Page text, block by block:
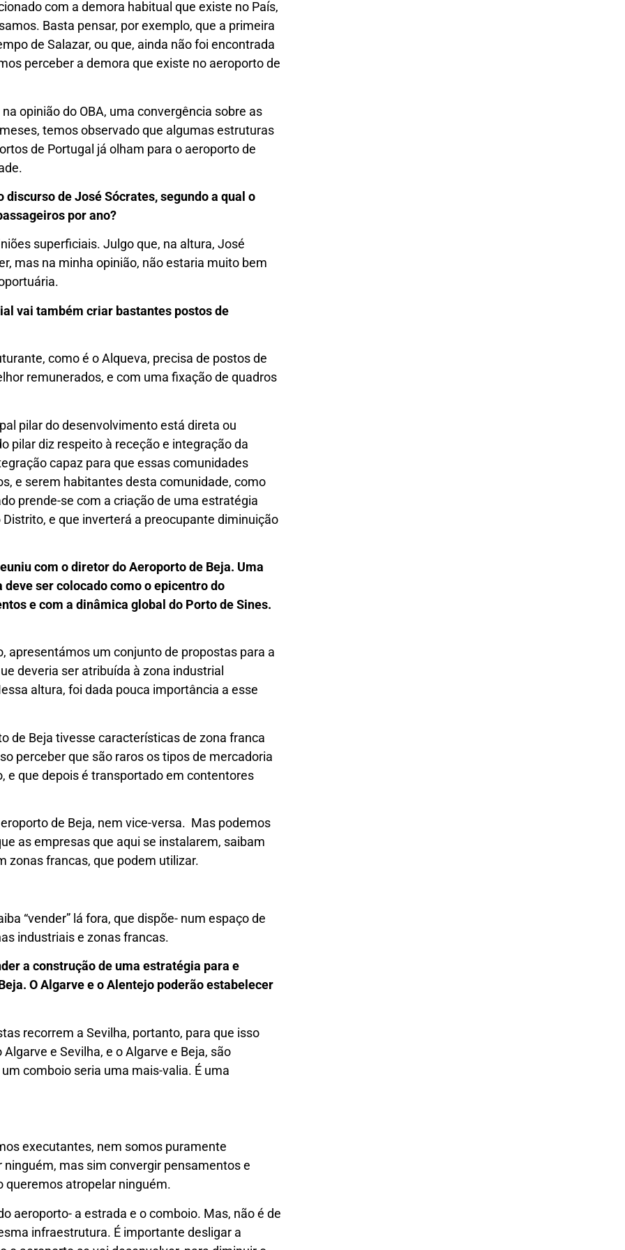
com a demora habitual que existe no País,
Basta pensar, por exemplo, que a primeira
de Salazar, ou que, ainda não foi encontrada
perceber a demora que existe no aeroporto de
opinião do OBA, uma convergência sobre as
temos observado que algumas estruturas
de Portugal já olham para o aeroporto de
discurso de José Sócrates, segundo a qual o
por ano?
superficiais. Julgo que, na altura, José
mas na minha opinião, não estaria muito bem
vai também criar bastantes postos de
como é o Alqueva, precisa de postos de
remunerados, e com uma fixação de quadros
pilar do desenvolvimento está direta ou
pilar diz respeito à receção e integração da
capaz para que essas comunidades
e serem habitantes desta comunidade, como
prende-se com a criação de uma estratégia
e que inverterá a preocupante diminuição
com o diretor do Aeroporto de Beja. Uma
ser colocado como o epicentro do
e com a dinâmica global do Porto de Sines.
apresentámos um conjunto de propostas para a
deveria ser atribuída à zona industrial
altura, foi dada pouca importância a esse
de Beja tivesse características de zona franca
perceber que são raros os tipos de mercadoria
e que depois é transportado em contentores
de Beja, nem vice-versa. Mas podemos
as empresas que aqui se instalarem, saibam
zonas francas, que podem utilizar.
“vender” lá fora, que dispõe- num espaço de
industriais e zonas francas.
a construção de uma estratégia para e
O Algarve e o Alentejo poderão estabelecer
recorrem a Sevilha, portanto, para que isso
e Sevilha, e o Algarve e Beja, são
comboio seria uma mais-valia. É uma
executantes, nem somos puramente
mas sim convergir pensamentos e
queremos atropelar ninguém.
aeroporto- a estrada e o comboio. Mas, não é de
infraestrutura. É importante desligar a